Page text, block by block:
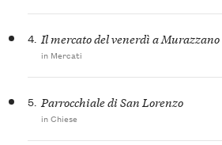
4. Il mercato del venerdì a Murazzano
in Mercati
5. Parrocchiale di San Lorenzo
in Chiese